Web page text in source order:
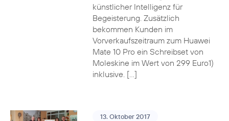
künstlicher Intelligenz für
Begeisterung. Zusätzlich
bekommen Kunden im
Vorverkaufszeitraum zum Huawei
Mate 10 Pro ein Schreibset von
Moleskine im Wert von 299 Euro1)
inklusive. […]
13. Oktober 2017